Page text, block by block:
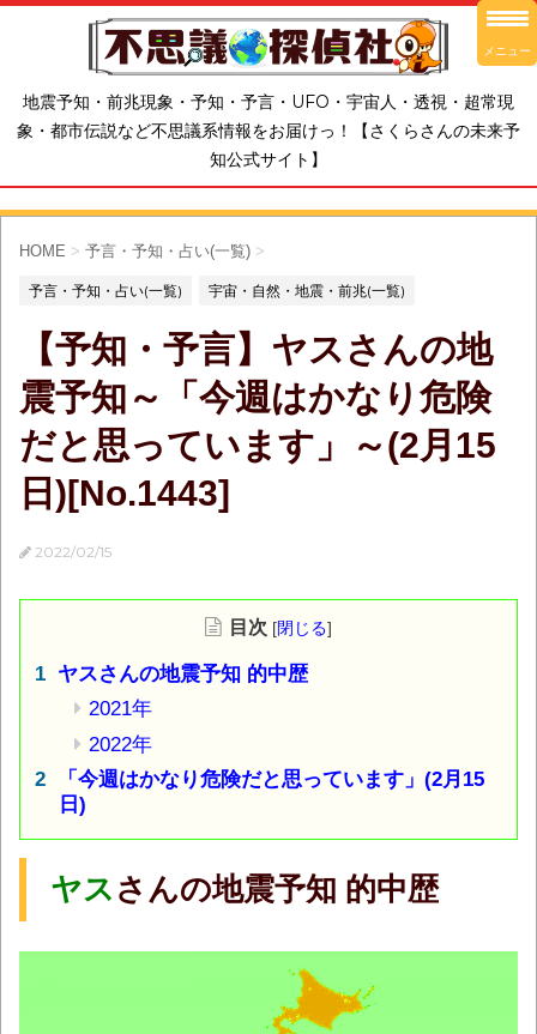
地震予知・前兆現象・予知・予言・UFO・宇宙人・透視・超常現
象・都市伝説など不思議系情報をお届けっ！【さくらさんの未来予
知公式サイト】
HOME > 予言・予知・占い(一覧) >
予言・予知・占い(一覧) 宇宙・自然・地震・前兆(一覧)
【予知・予言】ヤスさんの地
震予知～「今週はかなり危険
だと思っています」～(2月15
日)[No.1443]
2022/02/15
目次 [閉じる]
ヤスさんの地震予知 的中歴
2021年
2022年
「今週はかなり危険だと思っています」(2月15
日)
ヤス さんの地震予知 的中歴
メニュー